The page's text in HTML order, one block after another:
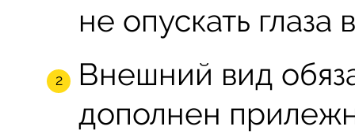
не опускать глаза
Внешний вид
дополнен